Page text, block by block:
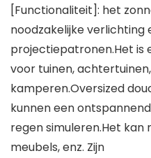
[Functionaliteit]: het
noodzakelijke
projectiepatronen.Het is
voor tuinen,
kamperen.Oversized
kunnen een
regen simuleren.Het kan
meubels, enz. Zijn